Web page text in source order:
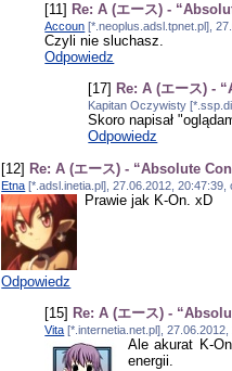
[11] Re: A (エース) -
Accoun [*.neoplus.adsl.tpnet.pl],
Czyli nie sluchasz.
Odpowiedz
[17] Re: A (エース) -
Kapitan Oczywisty
Skoro napisał
Odpowiedz
[12] Re: A (エース) - “Absolute
Etna [*.adsl.inetia.pl], 27.06.2012,
Prawie jak K-On. xD
Odpowiedz
[15] Re: A (エース) -
Vita [*.internetia.net.pl],
Ale akurat K-
energii.